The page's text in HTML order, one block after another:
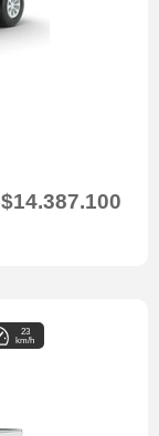
$14.387.100
23
km/h